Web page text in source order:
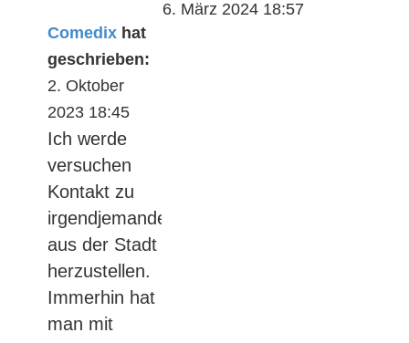
6. März 2024 18:57
Comedix hat
geschrieben:
2. Oktober
2023 18:45
Ich werde
versuchen
Kontakt zu
irgendjemandem
aus der Stadt
herzustellen.
Immerhin hat
man mit